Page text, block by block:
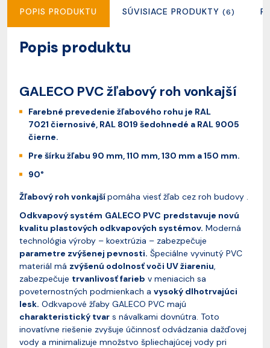
POPIS PRODUKTU SÚVISIACE PRODUKTY (6)
Popis produktu
GALECO PVC žľabový roh vonkajší
Farebné prevedenie žľabového rohu je RAL
7021 čiernosivé, RAL 8019 šedohnedé a RAL 9005
čierne.
Pre šírku žľabu 90 mm, 110 mm, 130 mm a 150 mm.
90°
Žľabový roh vonkajšípomáha viesť žľab cez roh budovy .
Odkvapový systém GALECO PVC predstavuje novú
kvalitu plastových odkvapových systémov. Moderná
technológia výroby – koextrúzia – zabezpečuje
parametre zvýšenej pevnosti. Špeciálne vyvinutý PVC
materiál má zvýšenú odolnosť voči UV žiareniu,
zabezpečuje trvanlivosť farieb v meniacich sa
poveternostných podmienkach a vysoký dlhotrvajúci
lesk. Odkvapové žľaby GALECO PVC majú
charakteristický tvar s návalkami dovnútra. Toto
inovatívne riešenie zvyšuje účinnosť odvádzania dažďovej
vody a minimalizuje množstvo špliechajúcej vody pri